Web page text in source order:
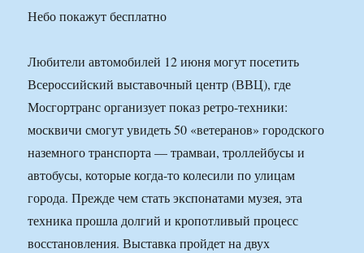
Небо покажут бесплатно
Любители автомобилей 12 июня могут посетить
Всероссийский выставочный центр (ВВЦ), где
Мосгортранс организует показ ретро-техники:
москвичи смогут увидеть 50 «ветеранов» городского
наземного транспорта — трамваи, троллейбусы и
автобусы, которые когда-то колесили по улицам
города. Прежде чем стать экспонатами музея, эта
техника прошла долгий и кропотливый процесс
восстановления. Выставка пройдет на двух